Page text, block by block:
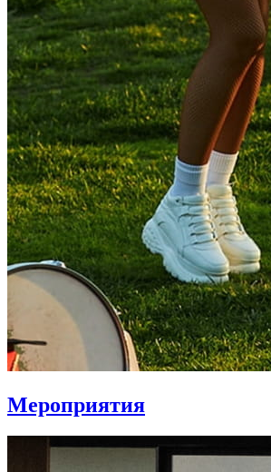
Мероприятия